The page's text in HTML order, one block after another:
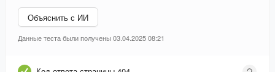
Объяснить с ИИ
Данные теста были получены 03.04.2025 08:21